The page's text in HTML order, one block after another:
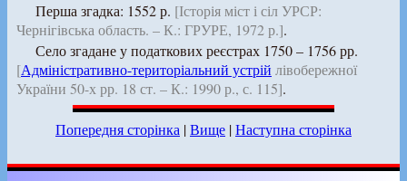
Перша згадка: 1552 р. [Історія міст і сіл УРСР:
Чернігівська область. – К.: ГРУРЕ, 1972 р.].
Село згадане у податкових реєстрах 1750 – 1756 рр.
[Адміністративно-територіальний устрій лівобережної
України 50-х рр. 18 ст. – К.: 1990 р., с. 115].
Попередня сторінка |Вище |Наступна сторінка